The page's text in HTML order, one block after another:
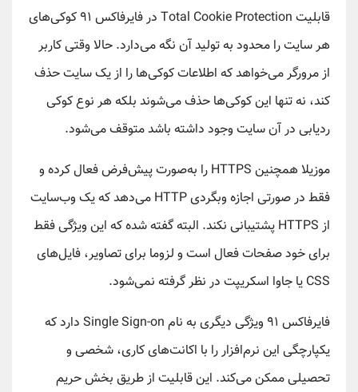
قابلیت Total Cookie Protection در فایرفاکس ۹۱ کوکی‌های
هر سایت را محدود به تولید آن نگه می‌دارد. حالا وقتی کاربر
از مرورگر می‌خواهد که اطلاعات کوکی‌ها را از یک سایت حذف
کند، نه تنها این کوکی‌ها حذف می‌شوند بلکه هر نوع کوکی
ردیابی در آن سایت وجود داشته باشد متوقف می‌شود.
موزیلا همچنین HTTPS را به‌صورت پیش‌فرض فعال کرده و
فقط در صورتی اجازه وبگردی HTTP می‌دهد که یک وب‌سایت
از HTTPS پشتیبانی نکند. البته گفته شده که این ویژگی فقط
برای خود صفحات فعال است و لزوما برای تصاویر، فایل‌های
CSS یا جاوا اسکریپت در نظر گرفته نمی‌شود.
فایرفاکس ۹۱ ویژگی دیگری به نام Single Sign-on دارد که
یکپارچگی این نرم‌افزار را با اکانت‌های کاری، شخصی و
تحصیلی ممکن می‌کند. این قابلیت از طریق بخش حریم